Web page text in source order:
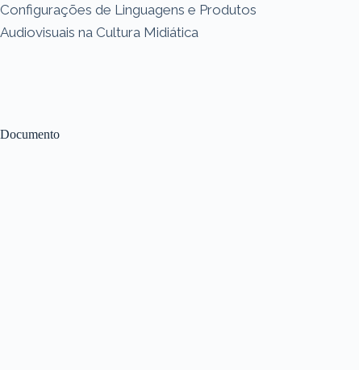
Documento
Configurações de Linguagens e Produtos
Audiovisuais na Cultura Midiática